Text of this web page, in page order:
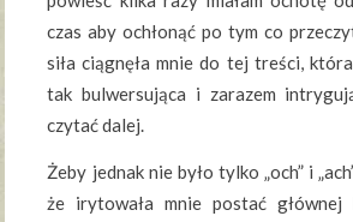
czas aby ochłonąć po tym co
siła ciągnęła mnie do tej treści,
tak bulwersująca i zarazem
czytać dalej.
Żeby jednak nie było tylko „och” i
że irytowała mnie postać głównej